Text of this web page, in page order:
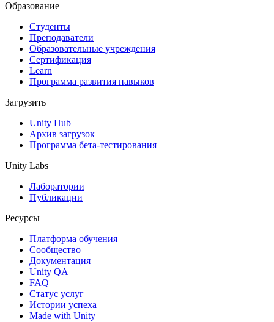
Образование
Студенты
Преподаватели
Образовательные учреждения
Сертификация
Learn
Программа развития навыков
Загрузить
Unity Hub
Архив загрузок
Программа бета-тестирования
Unity Labs
Лаборатории
Публикации
Ресурсы
Платформа обучения
Сообщество
Документация
Unity QA
FAQ
Статус услуг
Истории успеха
Made with Unity